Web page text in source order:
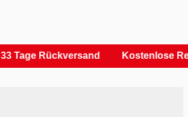
33 Tage Rückversand Kostenlose